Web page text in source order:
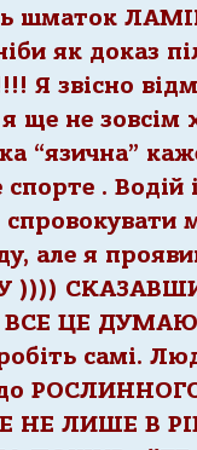
шматок
як доказ
Я звісно
ще не зовсім
“язична”
спорте . Водій
спровокувати
але я
))))
ЦЕ ДУМАЮ
самі.
НЕ ЛИШЕ В